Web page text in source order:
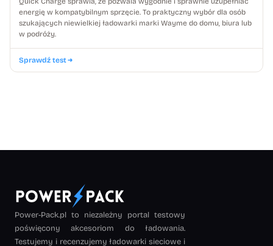
energię w kompatybilnym sprzęcie. To praktyczny wybór dla osób
szukających niewielkiej ładowarki marki Wayme do domu, biura lub
w podróży.
Sprawdź test
Power-Pack.pl to niezależny portal testowy
poświęcony akcesoriom do ładowania.
Testujemy i recenzujemy ładowarki sieciowe i